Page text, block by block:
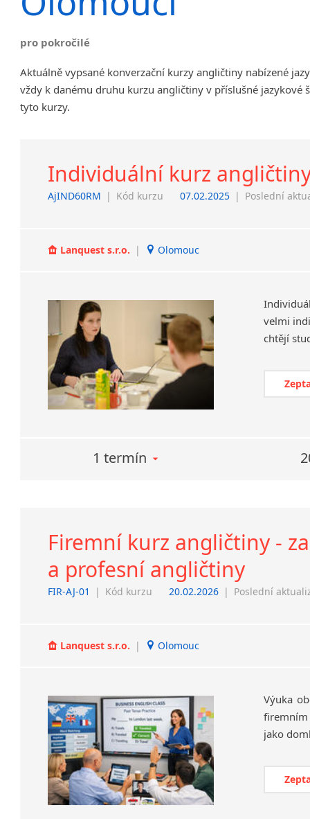
Chrudim
Klatovy
Kolín
Vysoká nad Labem
pro pokročilé
Aktuálně vypsané konverzační kurzy angličtiny nabízené
vždy k danému druhu kurzu angličtiny v příslušné
tyto kurzy.
Individuální kurz
AjIND60RM | Kód kurzu 07.02.2025 | Poslední
Lanquest s.r.o. | Olomouc
velmi
1 termín
Firemní kurz angličtiny -
a profesní angličtiny
FIR-AJ-01 | Kód kurzu 20.02.2026 | Poslední
Lanquest s.r.o. | Olomouc
Výuka
firemním